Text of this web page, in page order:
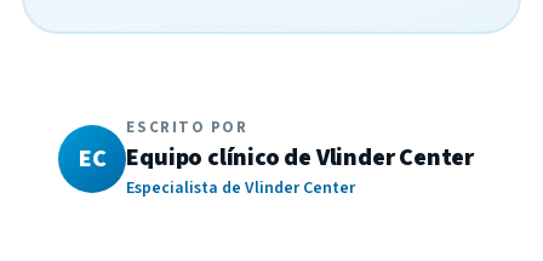
EC
ESCRITO POR
Equipo clínico de Vlinder Center
Especialista de Vlinder Center